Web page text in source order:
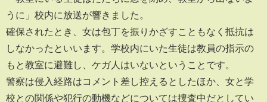
うに」校内に放送が響きました。
確保されたとき、女は包丁を振りかざすこともなく抵抗は
しなかったといいます。学校内にいた生徒は教員の指示の
もと教室に避難し、ケガ人はいないということです。
警察は侵入経路はコメント差し控えるとしたほか、女と学
校との関係や犯行の動機などについては捜査中だとしてい